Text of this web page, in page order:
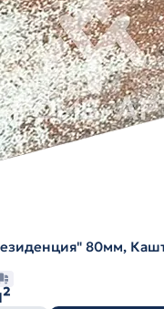
80мм,